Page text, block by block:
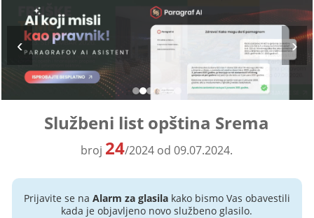
Službeni list opština Srema
broj 24/2024 od 09.07.2024.
Prijavite se na Alarm za glasilakako bismo Vas obavestili
kada je objavljeno novo službeno glasilo.